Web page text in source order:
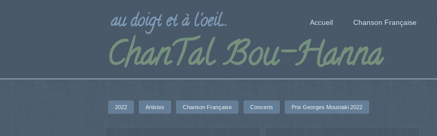
ChanTal Bou-Hanna
au doigt et à l'oeil... Accueil Chanson Française
2022 Artistes Chanson Française Concerts Prix Georges Moustaki 2022